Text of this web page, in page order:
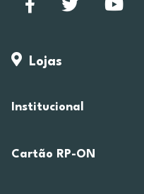
Lojas
Institucional
Cartão RP-ON